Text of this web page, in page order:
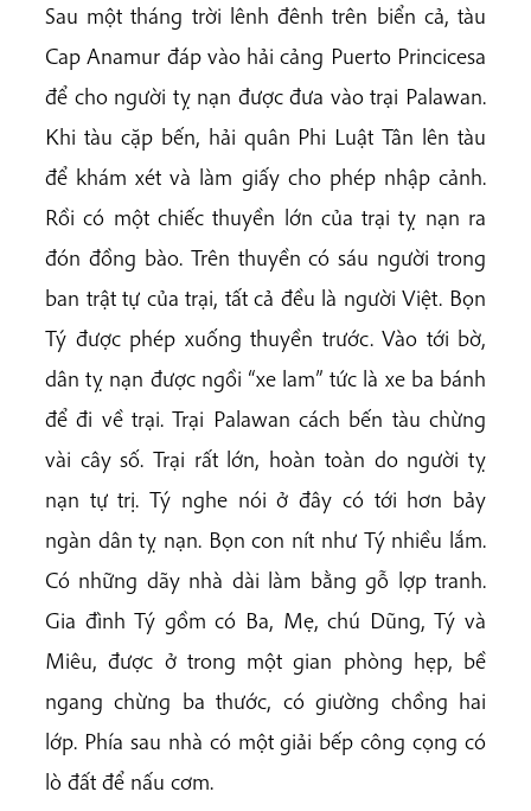
Sau một tháng trời lênh đênh trên biển cả, tàu
Cap Anamur đáp vào hải cảng Puerto Princicesa
để cho người tỵ nạn được đưa vào trại Palawan.
Khi tàu cặp bến, hải quân Phi Luật Tân lên tàu
để khám xét và làm giấy cho phép nhập cảnh.
Rồi có một chiếc thuyền lớn của trại tỵ nạn ra
đón đồng bào. Trên thuyền có sáu người trong
ban trật tự của trại, tất cả đều là người Việt. Bọn
Tý được phép xuống thuyền trước. Vào tới bờ,
dân tỵ nạn được ngồi “xe lam” tức là xe ba bánh
để đi về trại. Trại Palawan cách bến tàu chừng
vài cây số. Trại rất lớn, hoàn toàn do người tỵ
nạn tự trị. Tý nghe nói ở đây có tới hơn bảy
ngàn dân tỵ nạn. Bọn con nít như Tý nhiều lắm.
Có những dãy nhà dài làm bằng gỗ lợp tranh.
Gia đình Tý gồm có Ba, Mẹ, chú Dũng, Tý và
Miêu, được ở trong một gian phòng hẹp, bề
ngang chừng ba thước, có giường chồng hai
lớp. Phía sau nhà có một giải bếp công cọng có
lò đất để nấu cơm.